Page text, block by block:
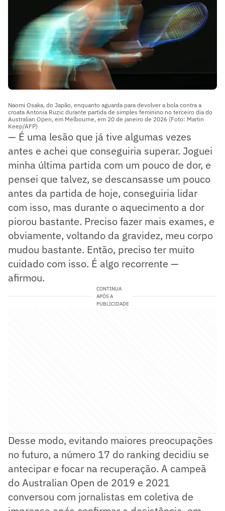
Naomi Osaka, do Japão, enquanto aguarda para devolver a bola contra a
croata Antonia Ruzic durante partida de simples feminino no terceiro dia do
Australian Open, em Melbourne, em 20 de janeiro de 2026 (Foto: Martin
Keep/AFP)
— É uma lesão que já tive algumas vezes
antes e achei que conseguiria superar. Joguei
minha última partida com um pouco de dor, e
pensei que talvez, se descansasse um pouco
antes da partida de hoje, conseguiria lidar
com isso, mas durante o aquecimento a dor
piorou bastante. Preciso fazer mais exames, e
obviamente, voltando da gravidez, meu corpo
mudou bastante. Então, preciso ter muito
cuidado com isso. É algo recorrente —
afirmou.
CONTINUA
APÓS A
PUBLICIDADE
Desse modo, evitando maiores preocupações
no futuro, a número 17 do ranking decidiu se
antecipar e focar na recuperação. A campeã
do Australian Open de 2019 e 2021
conversou com jornalistas em coletiva de